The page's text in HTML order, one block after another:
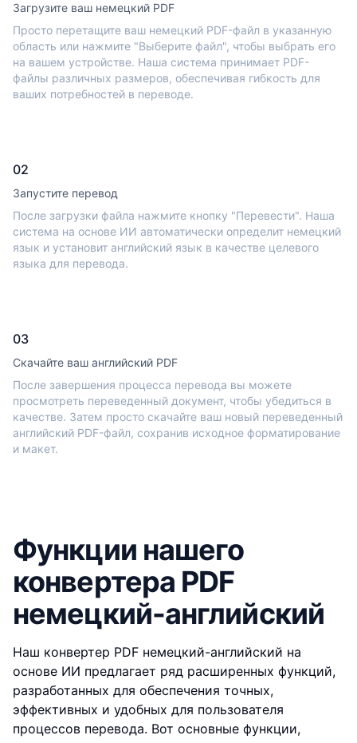
Загрузите ваш немецкий PDF
Просто перетащите ваш немецкий PDF-файл в указанную
область или нажмите "Выберите файл", чтобы выбрать его
на вашем устройстве. Наша система принимает PDF-
файлы различных размеров, обеспечивая гибкость для
ваших потребностей в переводе.
02
Запустите перевод
После загрузки файла нажмите кнопку "Перевести". Наша
система на основе ИИ автоматически определит немецкий
язык и установит английский язык в качестве целевого
языка для перевода.
03
Скачайте ваш английский PDF
После завершения процесса перевода вы можете
просмотреть переведенный документ, чтобы убедиться в
качестве. Затем просто скачайте ваш новый переведенный
английский PDF-файл, сохранив исходное форматирование
и макет.
Функции нашего
конвертера PDF
немецкий-английский
Наш конвертер PDF немецкий-английский на
основе ИИ предлагает ряд расширенных функций,
разработанных для обеспечения точных,
эффективных и удобных для пользователя
процессов перевода. Вот основные функции,